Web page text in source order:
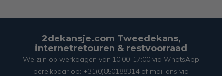
2dekansje.com Tweedekans,
internetretouren & restvoorraad
We zijn op werkdagen van 10:00-17:00 via WhatsApp
bereikbaar op: +31(0)850188314 of mail ons via